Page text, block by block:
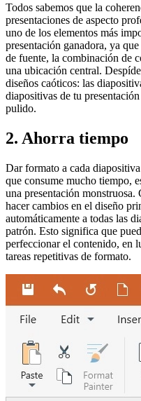
Todos sabemos que la
presentaciones de aspecto
uno de los elementos más
presentación ganadora, ya
de fuente, la combinación de
una ubicación central.
diseños caóticos: las
diapositivas de tu
pulido.
2. Ahorra tiempo
Dar formato a cada
que consume mucho tiempo,
una presentación
hacer cambios en el diseño
automáticamente a todas las
patrón. Esto significa que
perfeccionar el contenido, en
tareas repetitivas de formato.